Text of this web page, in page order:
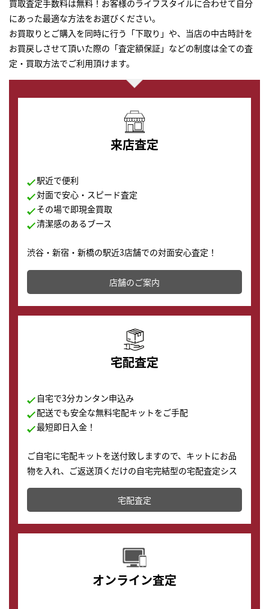
買取査定手数料は無料！お客様のライフスタイルに合わせて自分
にあった最適な方法をお選びください。
お買取りとご購入を同時に行う「下取り」や、当店の中古時計を
お買戻しさせて頂いた際の「査定額保証」などの制度は全ての査
定・買取方法でご利用頂けます。
来店査定
駅近で便利
対面で安心・スピード査定
その場で即現金買取
清潔感のあるブース
渋谷・新宿・新橋の駅近3店舗での対面安心査定！
その場で現金買取致します。渋谷本店では、時計販売の
店舗を併設しており、下取りに出してお得に新しい時計
の購入もできます♪
店舗のご案内
宅配査定
自宅で3分カンタン申込み
配送でも安全な無料宅配キットをご手配
最短即日入金！
ご自宅に宅配キットを送付致しますので、キットにお品
物を入れ、ご返送頂くだけの自宅完結型の宅配査定シス
テムです。
配送でも簡単&安全に査定・買取に出すことが可能で
す。
宅配査定
オンライン査定